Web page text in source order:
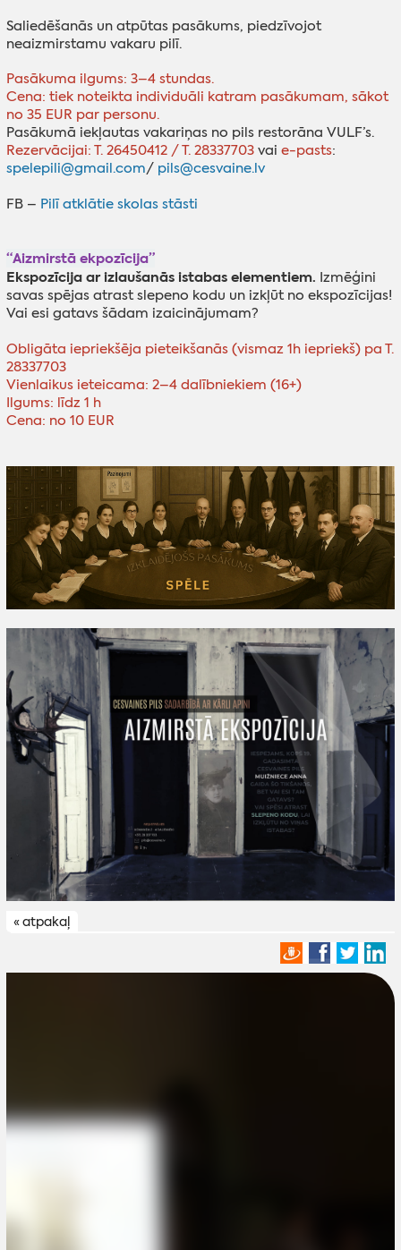
Saliedēšanās un atpūtas pasākums, piedzīvojot
neaizmirstamu vakaru pilī.
Pasākuma ilgums: 3–4 stundas.
Cena: tiek noteikta individuāli katram pasākumam, sākot
no 35 EUR par personu.
Pasākumā iekļautas vakariņas no pils restorāna VULF’s.
Rezervācijai: T. 26450412 / T. 28337703vai e-pasts:
spelepili@gmail.com/ pils@cesvaine.lv
FB – Pilī atklātie skolas stāsti
“Aizmirstā ekpozīcija”
Ekspozīcija ar izlaušanās istabas elementiem. Izmēģini
savas spējas atrast slepeno kodu un izkļūt no ekspozīcijas!
Vai esi gatavs šādam izaicinājumam?
Obligāta iepriekšēja pieteikšanās (vismaz 1h iepriekš) pa T.
28337703
Vienlaikus ieteicama: 2–4 dalībniekiem (16+)
Ilgums: līdz 1 h
Cena: no 10 EUR
« atpakaļ